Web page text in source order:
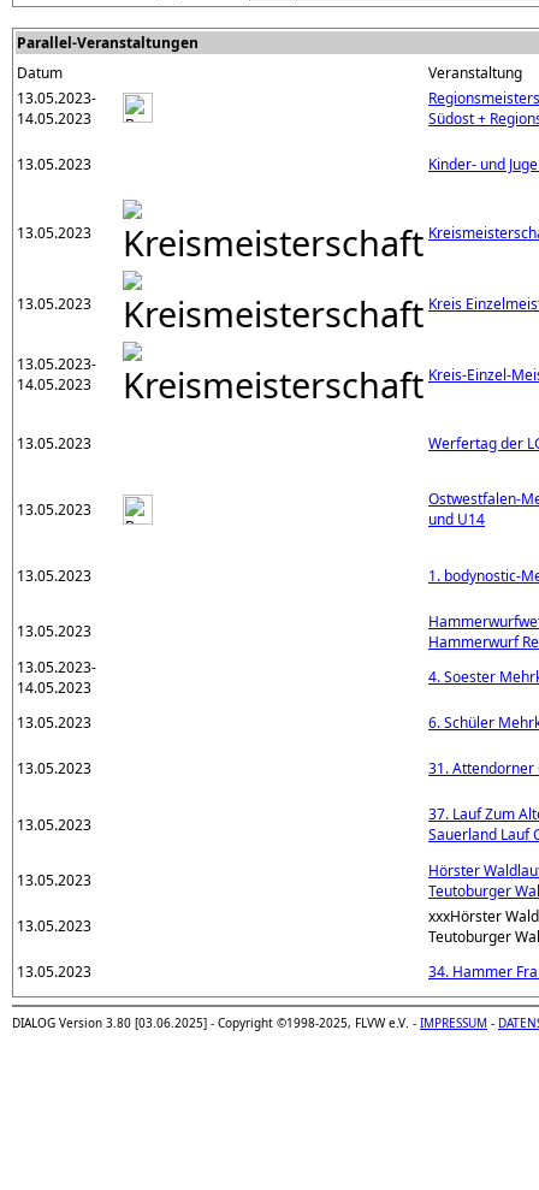
Parallel-Veranstaltungen
Datum
Veranstaltung
13.05.2023-
14.05.2023
Südost +
13.05.2023 Kinder- und
13.05.2023
13.05.2023 Kreis
13.05.2023-
14.05.2023
Kreis-Einzel-
13.05.2023 Werfertag der
13.05.2023
Ostwestfalen-
und U14
13.05.2023 1. bodynostic-
13.05.2023
Hammerwurf
13.05.2023-
14.05.2023
4. Soester
13.05.2023 6. Schüler
13.05.2023 31. Attendorner
13.05.2023
37. Lauf Zum
Sauerland Lauf
13.05.2023
Hörster
Teutoburger
13.05.2023
xxxHörster
Teutoburger
13.05.2023
34. Hammer
DIALOG Version 3.80 [03.06.2025] - Copyright ©1998-2025, FLVW e.V. - IMPRESSUM -